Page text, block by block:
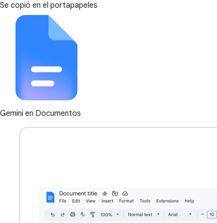
Se copió en el portapapeles
Gemini en Documentos